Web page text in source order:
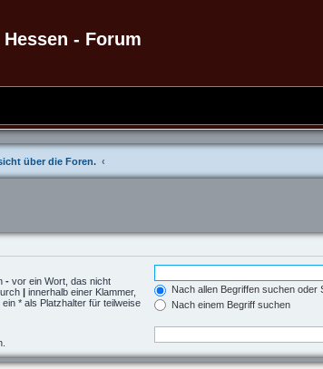
- Forum
über die Foren.
- vor ein Wort, das nicht
| innerhalb einer Klammer,
* als Platzhalter für teilweise
Nach allen Begriffen suchen oder
Nach einem Begriff suchen